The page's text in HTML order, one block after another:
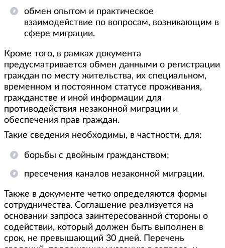
обмен опытом и практическое
взаимодействие по вопросам, возникающим в
сфере миграции.
Кроме того, в рамках документа
предусматривается обмен данными о регистрации
граждан по месту жительства, их специальном,
временном и постоянном статусе проживания,
гражданстве и иной информации для
противодействия незаконной миграции и
обеспечения прав граждан.
Такие сведения необходимы, в частности, для:
борьбы с двойным гражданством;
пресечения каналов незаконной миграции.
Также в документе четко определяются формы
сотрудничества. Соглашение реализуется на
основании запроса заинтересованной стороны о
содействии, который должен быть выполнен в
срок, не превышающий 30 дней. Перечень